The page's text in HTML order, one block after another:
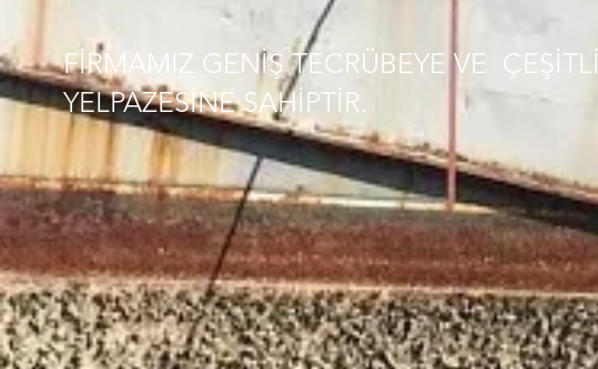
FİRMAMIZ GENİŞ TECRÜBEYE VE ÇEŞİTLİ
YELPAZESİNE SAHİPTİR.